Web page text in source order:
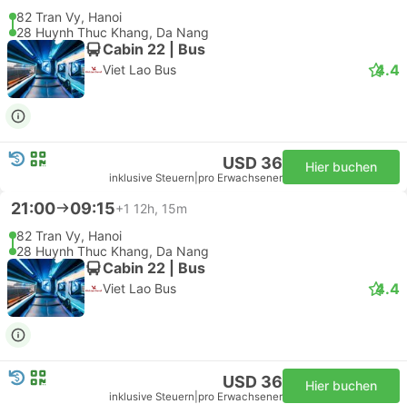
82 Tran Vy, Hanoi
28 Huynh Thuc Khang, Da Nang
Cabin 22 | Bus
Viet Lao Bus 4.4
USD 36
inklusive Steuern pro Erwachsener
Hier buchen
21:00 09:15+1 12h, 15m
82 Tran Vy, Hanoi
28 Huynh Thuc Khang, Da Nang
Cabin 22 | Bus
Viet Lao Bus 4.4
USD 36
inklusive Steuern pro Erwachsener
Hier buchen